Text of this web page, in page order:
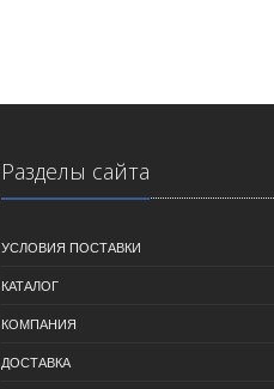
Разделы сайта
УСЛОВИЯ ПОСТАВКИ
КАТАЛОГ
КОМПАНИЯ
ДОСТАВКА